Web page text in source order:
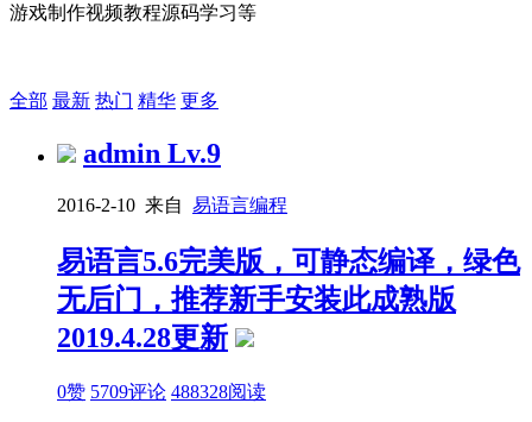
游戏制作视频教程源码学习等
全部 最新 热门 精华 更多
admin Lv.9
2016-2-10 来自 易语言编程
易语言5.6完美版，可静态编译，绿色
无后门，推荐新手安装此成熟版
2019.4.28更新
0赞 5709评论 488328阅读